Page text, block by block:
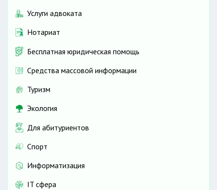
Услуги адвоката
Нотариат
Бесплатная юридическая помощь
Средства массовой информации
Туризм
Экология
Для абитуриентов
Спорт
Информатизация
IT сфера